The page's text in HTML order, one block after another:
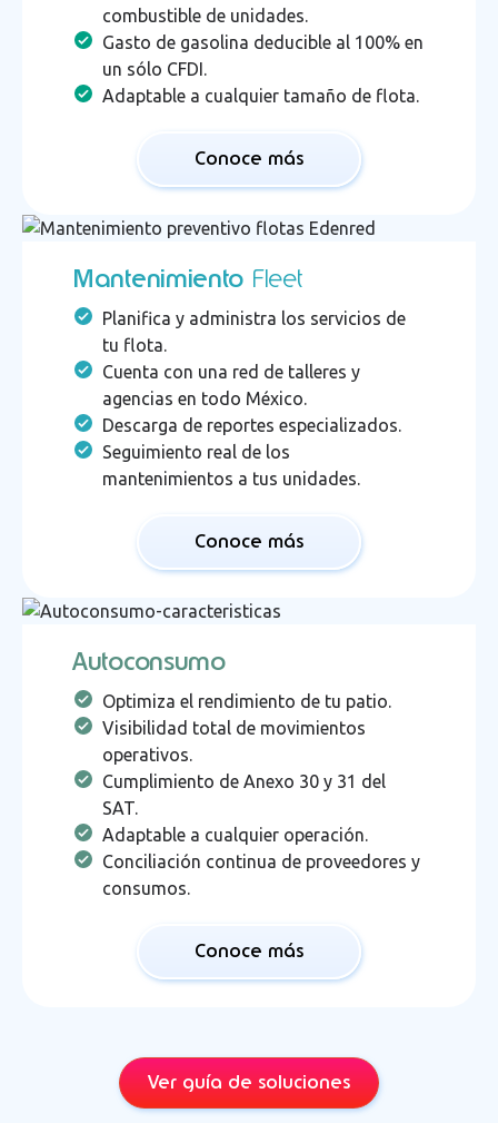
combustible de unidades.
Gasto de gasolina deducible al 100% en
un sólo CFDI.
Adaptable a cualquier tamaño de flota.
Conoce más
Mantenimiento Fleet
Planifica y administra los servicios de
tu flota.
Cuenta con una red de talleres y
agencias en todo México.
Descarga de reportes especializados.
Seguimiento real de los
mantenimientos a tus unidades.
Conoce más
Autoconsumo
Optimiza el rendimiento de tu patio.
Visibilidad total de movimientos
operativos.
Cumplimiento de Anexo 30 y 31 del
SAT.
Adaptable a cualquier operación.
Conciliación continua de proveedores y
consumos.
Conoce más
Ver guía de soluciones